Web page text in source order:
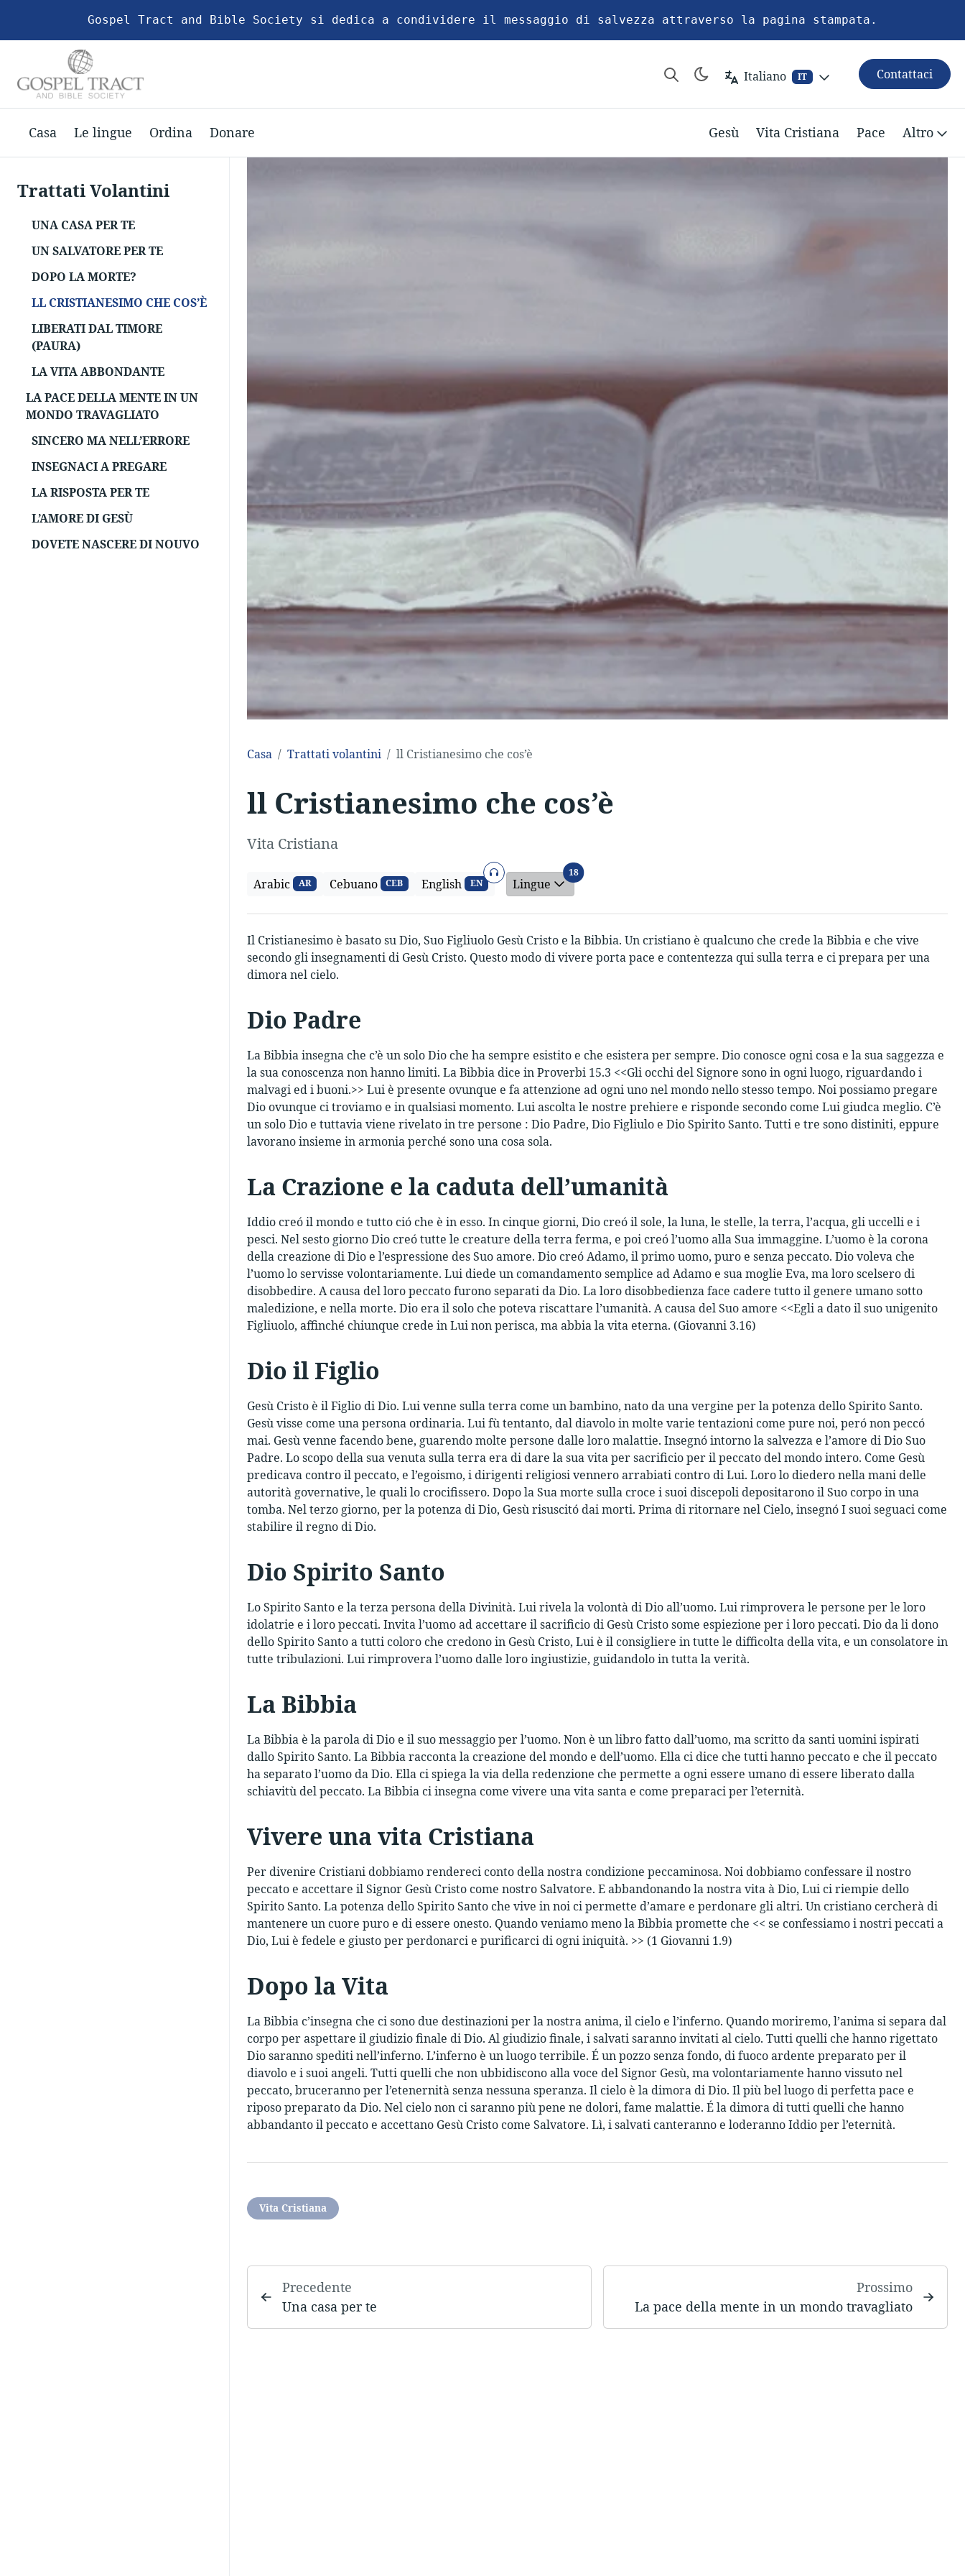
Gospel Tract and Bible Society si dedica a condividere il messaggio di salvezza attraverso la pagina stampata.
Italiano IT Contattaci
Casa Le lingue Ordina Donare Gesù Vita Cristiana Pace Altro
Trattati Volantini
UNA CASA PER TE
UN SALVATORE PER TE
DOPO LA MORTE?
LL CRISTIANESIMO CHE COS’È
LIBERATI DAL TIMORE
(PAURA)
LA VITA ABBONDANTE
LA PACE DELLA MENTE IN UN
MONDO TRAVAGLIATO
SINCERO MA NELL’ERRORE
INSEGNACI A PREGARE
LA RISPOSTA PER TE
L’AMORE DI GESÙ
DOVETE NASCERE DI NOUVO
Casa Trattati volantini ll Cristianesimo che cos’è
ll Cristianesimo che cos’è
Vita Cristiana
Arabic AR Cebuano CEB English EN
Audio
Lingue
18Lingue
Il Cristianesimo è basato su Dio, Suo Figliuolo Gesù Cristo e la Bibbia. Un cristiano è qualcuno che crede la Bibbia e che vive
secondo gli insegnamenti di Gesù Cristo. Questo modo di vivere porta pace e contentezza qui sulla terra e ci prepara per una
dimora nel cielo.
Dio Padre
La Bibbia insegna che c’è un solo Dio che ha sempre esistito e che esistera per sempre. Dio conosce ogni cosa e la sua saggezza e
la sua conoscenza non hanno limiti. La Bibbia dice in Proverbi 15.3 <<Gli occhi del Signore sono in ogni luogo, riguardando i
malvagi ed i buoni.>> Lui è presente ovunque e fa attenzione ad ogni uno nel mondo nello stesso tempo. Noi possiamo pregare
Dio ovunque ci troviamo e in qualsiasi momento. Lui ascolta le nostre prehiere e risponde secondo come Lui giudca meglio. C’è
un solo Dio e tuttavia viene rivelato in tre persone : Dio Padre, Dio Figliulo e Dio Spirito Santo. Tutti e tre sono distiniti, eppure
lavorano insieme in armonia perché sono una cosa sola.
La Crazione e la caduta dell’umanità
Iddio creó il mondo e tutto ció che è in esso. In cinque giorni, Dio creó il sole, la luna, le stelle, la terra, l’acqua, gli uccelli e i
pesci. Nel sesto giorno Dio creó tutte le creature della terra ferma, e poi creó l’uomo alla Sua immaggine. L’uomo è la corona
della creazione di Dio e l’espressione des Suo amore. Dio creó Adamo, il primo uomo, puro e senza peccato. Dio voleva che
l’uomo lo servisse volontariamente. Lui diede un comandamento semplice ad Adamo e sua moglie Eva, ma loro scelsero di
disobbedire. A causa del loro peccato furono separati da Dio. La loro disobbedienza face cadere tutto il genere umano sotto
maledizione, e nella morte. Dio era il solo che poteva riscattare l’umanità. A causa del Suo amore <<Egli a dato il suo unigenito
Figliuolo, affinché chiunque crede in Lui non perisca, ma abbia la vita eterna. (Giovanni 3.16)
Dio il Figlio
Gesù Cristo è il Figlio di Dio. Lui venne sulla terra come un bambino, nato da una vergine per la potenza dello Spirito Santo.
Gesù visse come una persona ordinaria. Lui fù tentanto, dal diavolo in molte varie tentazioni come pure noi, peró non peccó
mai. Gesù venne facendo bene, guarendo molte persone dalle loro malattie. Insegnó intorno la salvezza e l’amore di Dio Suo
Padre. Lo scopo della sua venuta sulla terra era di dare la sua vita per sacrificio per il peccato del mondo intero. Come Gesù
predicava contro il peccato, e l’egoismo, i dirigenti religiosi vennero arrabiati contro di Lui. Loro lo diedero nella mani delle
autorità governative, le quali lo crocifissero. Dopo la Sua morte sulla croce i suoi discepoli depositarono il Suo corpo in una
tomba. Nel terzo giorno, per la potenza di Dio, Gesù risuscitó dai morti. Prima di ritornare nel Cielo, insegnó I suoi seguaci come
stabilire il regno di Dio.
Dio Spirito Santo
Lo Spirito Santo e la terza persona della Divinità. Lui rivela la volontà di Dio all’uomo. Lui rimprovera le persone per le loro
idolatrie e i loro peccati. Invita l’uomo ad accettare il sacrificio di Gesù Cristo some espiezione per i loro peccati. Dio da li dono
dello Spirito Santo a tutti coloro che credono in Gesù Cristo, Lui è il consigliere in tutte le difficolta della vita, e un consolatore in
tutte tribulazioni. Lui rimprovera l’uomo dalle loro ingiustizie, guidandolo in tutta la verità.
La Bibbia
La Bibbia è la parola di Dio e il suo messaggio per l’uomo. Non è un libro fatto dall’uomo, ma scritto da santi uomini ispirati
dallo Spirito Santo. La Bibbia racconta la creazione del mondo e dell’uomo. Ella ci dice che tutti hanno peccato e che il peccato
ha separato l’uomo da Dio. Ella ci spiega la via della redenzione che permette a ogni essere umano di essere liberato dalla
schiavitù del peccato. La Bibbia ci insegna come vivere una vita santa e come preparaci per l’eternità.
Vivere una vita Cristiana
Per divenire Cristiani dobbiamo rendereci conto della nostra condizione peccaminosa. Noi dobbiamo confessare il nostro
peccato e accettare il Signor Gesù Cristo come nostro Salvatore. E abbandonando la nostra vita à Dio, Lui ci riempie dello
Spirito Santo. La potenza dello Spirito Santo che vive in noi ci permette d’amare e perdonare gli altri. Un cristiano cercherà di
mantenere un cuore puro e di essere onesto. Quando veniamo meno la Bibbia promette che << se confessiamo i nostri peccati a
Dio, Lui è fedele e giusto per perdonarci e purificarci di ogni iniquità. >> (1 Giovanni 1.9)
Dopo la Vita
La Bibbia c’insegna che ci sono due destinazioni per la nostra anima, il cielo e l’inferno. Quando moriremo, l’anima si separa dal
corpo per aspettare il giudizio finale di Dio. Al giudizio finale, i salvati saranno invitati al cielo. Tutti quelli che hanno rigettato
Dio saranno spediti nell’inferno. L’inferno è un luogo terribile. É un pozzo senza fondo, di fuoco ardente preparato per il
diavolo e i suoi angeli. Tutti quelli che non ubbidiscono alla voce del Signor Gesù, ma volontariamente hanno vissuto nel
peccato, bruceranno per l’etenernità senza nessuna speranza. Il cielo è la dimora di Dio. Il più bel luogo di perfetta pace e
riposo preparato da Dio. Nel cielo non ci saranno più pene ne dolori, fame malattie. É la dimora di tutti quelli che hanno
abbandanto il peccato e accettano Gesù Cristo come Salvatore. Lì, i salvati canteranno e loderanno Iddio per l’eternità.
Vita Cristiana
Precedente
Una casa per te
Prossimo
La pace della mente in un mondo travagliato